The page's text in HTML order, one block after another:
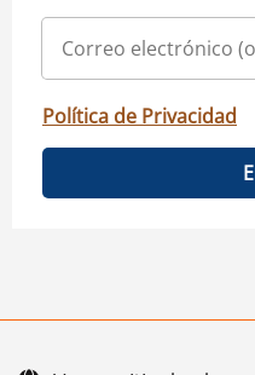
Política de Privacidad